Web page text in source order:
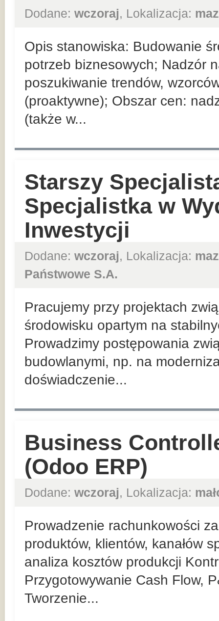
Dodane: wczoraj, Lokalizacja:
Opis stanowiska: Budowanie
potrzeb biznesowych; Nadzór
poszukiwanie trendów,
(proaktywne); Obszar cen:
(także w...
Starszy
Specjalistka w
Inwestycji
Dodane: wczoraj, Lokalizacja:
Państwowe S.A.
Pracujemy przy projektach
środowisku opartym na
Prowadzimy postępowania
budowlanymi, np. na
doświadczenie...
Business
(Odoo ERP)
Dodane: wczoraj, Lokalizacja:
Prowadzenie rachunkowości
produktów, klientów, kanałów
analiza kosztów produkcji
Przygotowywanie Cash Flow,
Tworzenie...